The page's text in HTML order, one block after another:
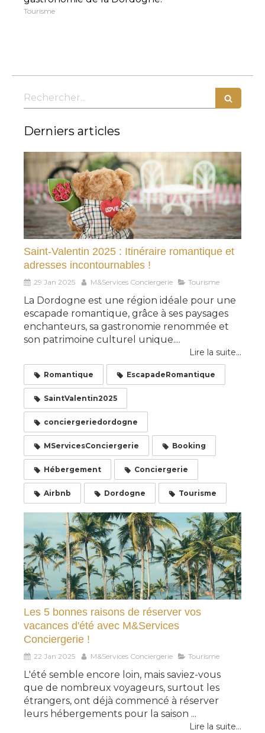
Tourisme
Rechercher
Derniers articles
Saint-Valentin 2025 : Itinéraire romantique et
adresses incontournables !
29 Jan 2025 M&Services Conciergerie Tourisme
La Dordogne est une région idéale pour une
escapade romantique, grâce à ses paysages
enchanteurs, sa gastronomie renommée et
son patrimoine culturel unique....
Lire la suite...
Romantique EscapadeRomantique
SaintValentin2025
conciergeriedordogne
MServicesConciergerie Booking
Hébergement Conciergerie
Airbnb Dordogne Tourisme
Les 5 bonnes raisons de réserver vos
vacances d'été avec M&Services
Conciergerie !
22 Jan 2025 M&Services Conciergerie Tourisme
L'été semble encore loin, mais saviez-vous
que de nombreux voyageurs, surtout les
étrangers, ont déjà commencé à réserver
leurs hébergements pour la saison ...
Lire la suite...